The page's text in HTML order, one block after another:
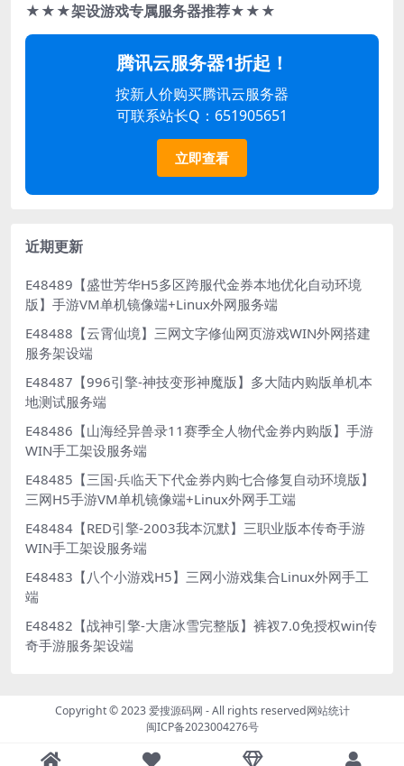
★★★架设游戏专属服务器推荐★★★
腾讯云服务器1折起！
按新人价购买腾讯云服务器
可联系站长Q：651905651
立即查看
近期更新
E48489【盛世芳华H5多区跨服代金券本地优化自动环境
版】手游VM单机镜像端+Linux外网服务端
E48488【云霄仙境】三网文字修仙网页游戏WIN外网搭建
服务架设端
E48487【996引擎-神技变形神魔版】多大陆内购版单机本
地测试服务端
E48486【山海经异兽录11赛季全人物代金券内购版】手游
WIN手工架设服务端
E48485【三国·兵临天下代金券内购七合修复自动环境版】
三网H5手游VM单机镜像端+Linux外网手工端
E48484【RED引擎-2003我本沉默】三职业版本传奇手游
WIN手工架设服务端
E48483【八个小游戏H5】三网小游戏集合Linux外网手工
端
E48482【战神引擎-大唐冰雪完整版】裤衩7.0免授权win传
奇手游服务架设端
Copyright © 2023爱搜源码网 - All rights reserved网站统计
闽ICP备2023004276号